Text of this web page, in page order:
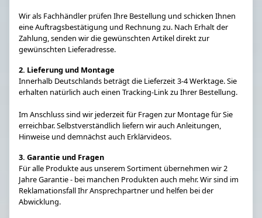
Wir als Fachhändler prüfen Ihre Bestellung und schicken Ihnen
eine Auftragsbestätigung und Rechnung zu. Nach Erhalt der
Zahlung, senden wir die gewünschten Artikel direkt zur
gewünschten Lieferadresse.
2. Lieferung und Montage
Innerhalb Deutschlands beträgt die Lieferzeit 3-4 Werktage. Sie
erhalten natürlich auch einen Tracking-Link zu Ihrer Bestellung.
Im Anschluss sind wir jederzeit für Fragen zur Montage für Sie
erreichbar. Selbstverständlich liefern wir auch Anleitungen,
Hinweise und demnächst auch Erklärvideos.
3. Garantie und Fragen
Für alle Produkte aus unserem Sortiment übernehmen wir 2
Jahre Garantie - bei manchen Produkten auch mehr. Wir sind im
Reklamationsfall Ihr Ansprechpartner und helfen bei der
Abwicklung.